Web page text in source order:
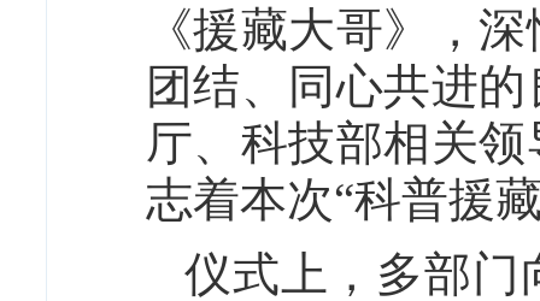
《援藏大哥》，
团结、同心共进
厅、科技部相关
志着本次“科普援
仪式上，多部门